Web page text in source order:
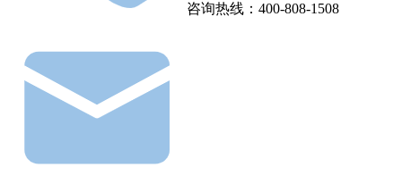
咨询热线：400-808-1508